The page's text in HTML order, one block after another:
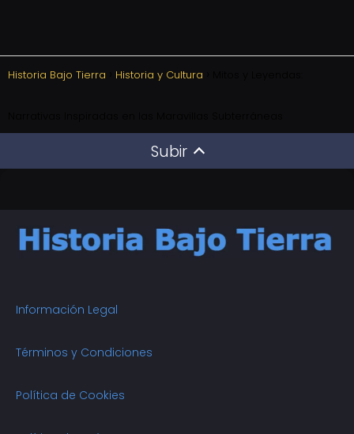
Historia Bajo Tierra Historia y Cultura
Subir
Información Legal
Términos y Condiciones
Política de Cookies